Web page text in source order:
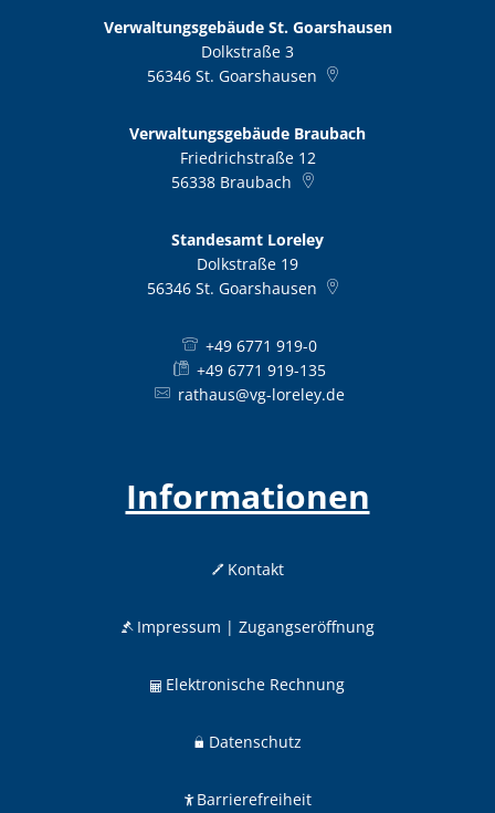
Verwaltungsgebäude St. Goarshausen
Dolkstraße 3
56346 St. Goarshausen
Verwaltungsgebäude Braubach
Friedrichstraße 12
56338 Braubach
Standesamt Loreley
Dolkstraße 19
56346 St. Goarshausen
+49 6771 919-0
+49 6771 919-135
rathaus@vg-loreley.de
Informationen
Kontakt
Impressum | Zugangseröffnung
Elektronische Rechnung
Datenschutz
Barrierefreiheit